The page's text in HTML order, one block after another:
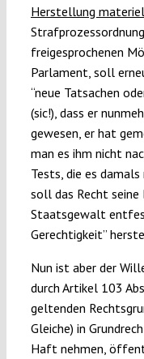
Herstellung
freigesprochenen
Parlament, soll
“neue Tatsachen
(sic!), dass er
gewesen, er hat
man es ihm nicht
Tests, die es
soll das Recht
Staatsgewalt
Gerechtigkeit”
Nun ist aber der
durch Artikel 103
geltenden
Gleiche) in
Haft nehmen,